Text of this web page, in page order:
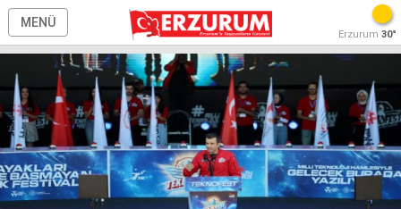
MENÜ
Erzurum 30°